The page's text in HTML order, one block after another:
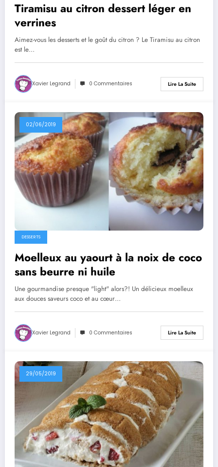
Tiramisu au citron dessert léger en
verrines
Aimez-vous les desserts et le goût du citron ? Le Tiramisu au citron
est le…
Xavier Legrand 0 Commentaires Lire La Suite
02/06/2019
DESSERTS
Moelleux au yaourt à la noix de coco
sans beurre ni huile
Une gourmandise presque "light" alors?! Un délicieux moelleux
aux douces saveurs coco et au cœur…
Xavier Legrand 0 Commentaires Lire La Suite
29/05/2019